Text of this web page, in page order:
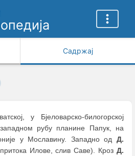
Садржај
у Бјеловарско-билогорској
рубу планине Папук, на
у Мославину. Западно од Д.
Илове, слив Саве). Кроз Д.